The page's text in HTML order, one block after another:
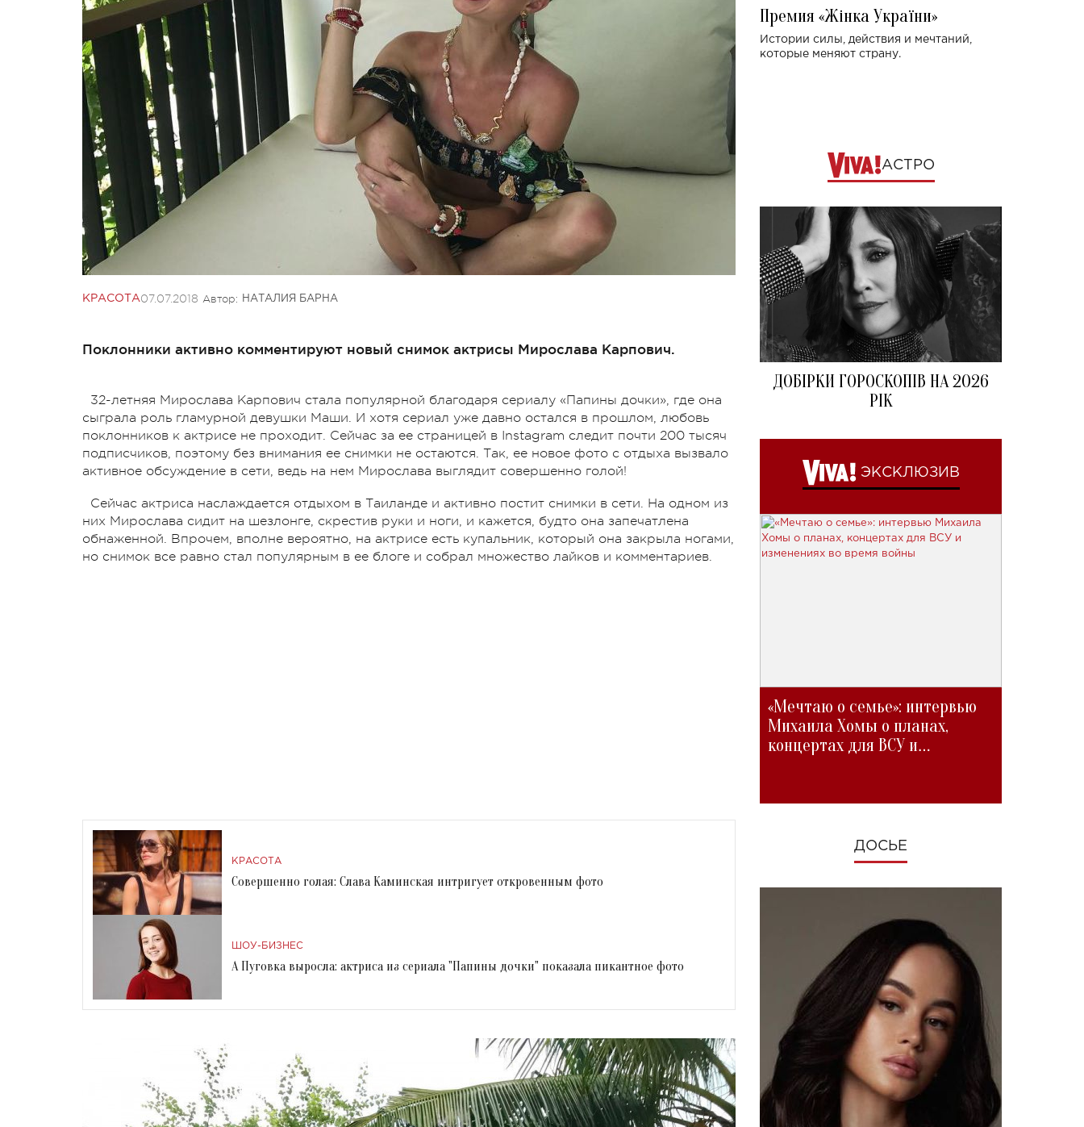
КРАСОТА07.07.2018 Автор: НАТАЛИЯ БАРНА
Поклонники активно комментируют новый снимок актрисы Мирослава Карпович.
32-летняя Мирослава Карпович стала популярной благодаря сериалу «Папины дочки», где она
сыграла роль гламурной девушки Маши. И хотя сериал уже давно остался в прошлом, любовь
поклонников к актрисе не проходит. Сейчас за ее страницей в Instagram следит почти 200 тысяч
подписчиков, поэтому без внимания ее снимки не остаются. Так, ее новое фото с отдыха вызвало
активное обсуждение в сети, ведь на нем Мирослава выглядит совершенно голой!
Сейчас актриса наслаждается отдыхом в Таиланде и активно постит снимки в сети. На одном из
них Мирослава сидит на шезлонге, скрестив руки и ноги, и кажется, будто она запечатлена
обнаженной. Впрочем, вполне вероятно, на актрисе есть купальник, который она закрыла ногами,
но снимок все равно стал популярным в ее блоге и собрал множество лайков и комментариев.
КРАСОТА
Совершенно голая: Слава Каминская интригует откровенным фото
ШОУ-БИЗНЕС
А Пуговка выросла: актриса из сериала "Папины дочки" показала пикантное фото
Премия «Жінка України»
Истории силы, действия и мечтаний,
которые меняют страну.
АСТРО
ДОБІРКИ ГОРОСКОПІВ НА 2026
РІК
ЭКСКЛЮЗИВ
«Мечтаю о семье»: интервью
Михаила Хомы о планах,
концертах для ВСУ и
ДОСЬЕ